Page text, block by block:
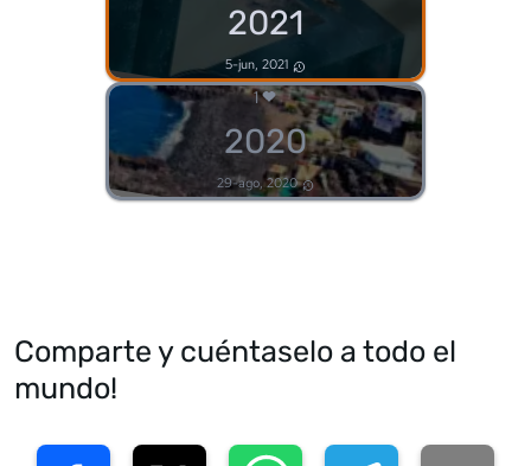
2021
5-jun, 2021
1
2020
29-ago, 2020
Comparte y cuéntaselo a todo el
mundo!